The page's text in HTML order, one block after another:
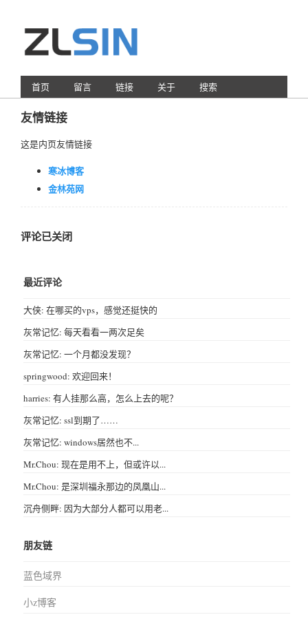
首页 留言 链接 关于 搜索
友情链接
这是内页友情链接
寒冰博客
金林苑网
评论已关闭
最近评论
大侠: 在哪买的vps，感觉还挺快的
灰常记忆: 每天看看一两次足矣
灰常记忆: 一个月都没发现？
springwood: 欢迎回来！
harries: 有人挂那么高，怎么上去的呢？
灰常记忆: ssl到期了……
灰常记忆: windows居然也不...
Mr.Chou: 现在是用不上，但或许以...
Mr.Chou: 是深圳福永那边的凤凰山...
沉舟侧畔: 因为大部分人都可以用老...
朋友链
蓝色域界
小z博客